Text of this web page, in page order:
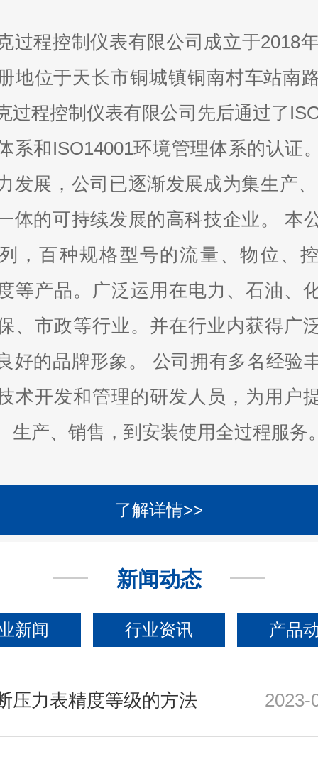
过程控制仪表有限公司成立于2018
地位于天长市铜城镇铜南村车站南
过程控制仪表有限公司先后通过了
系和ISO14001环境管理体系的认证
发展，公司已逐渐发展成为集生产、
体的可持续发展的高科技企业。 本
，百种规格型号的流量、物位、
等产品。广泛运用在电力、石油、
、市政等行业。并在行业内获得广
好的品牌形象。 公司拥有多名经验
术开发和管理的研发人员，为用户
生产、销售，到安装使用全过程服务
了解详情>>
新闻动态
新闻 行业资讯 产品
压力表精度等级的方法 2023-